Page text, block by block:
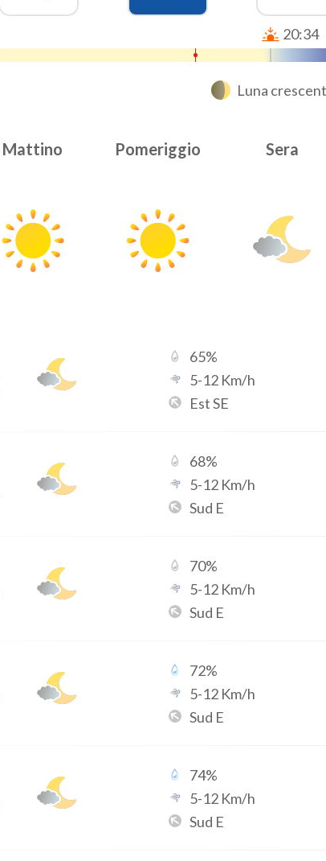
20:34
Luna
Mattino Pomeriggio Sera
65%
5-12 Km/h
Est SE
68%
5-12 Km/h
Sud E
70%
5-12 Km/h
Sud E
72%
5-12 Km/h
Sud E
74%
5-12 Km/h
Sud E